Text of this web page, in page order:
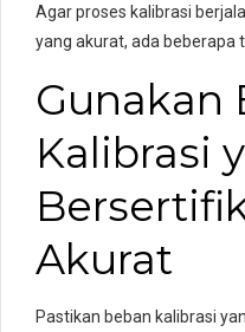
Agar proses kalibrasi
yang akurat, ada beberapa
Gunakan
Kalibrasi
Akurat
Pastikan beban kalibrasi